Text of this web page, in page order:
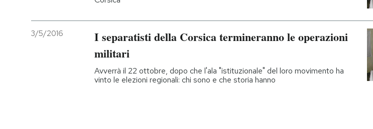
NEWSLETTER
3/5/2016
I separatisti della Corsica termineranno le operazioni
militari
Avverrà il 22 ottobre, dopo che l'ala "istituzionale" del loro movimento ha
vinto le elezioni regionali: chi sono e che storia hanno